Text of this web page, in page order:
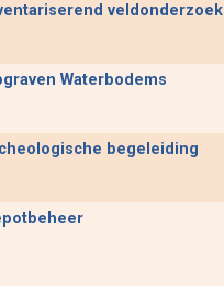
veldonderzoek
Waterbodems
begeleiding